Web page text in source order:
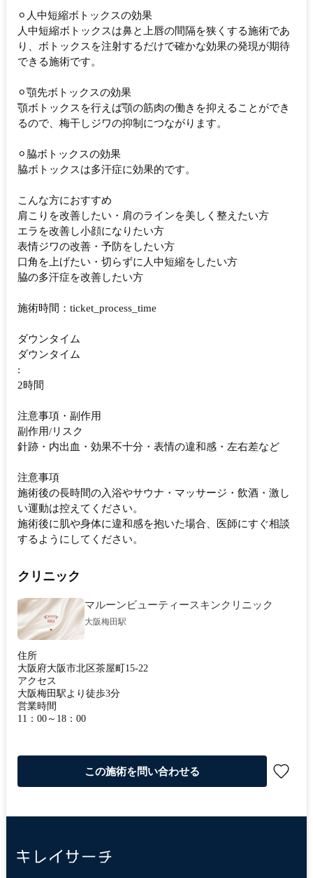
⚪︎人中短縮ボトックスの効果
人中短縮ボトックスは鼻と上唇の間隔を狭くする施術であ
り、ボトックスを注射するだけで確かな効果の発現が期待
できる施術です。
⚪︎顎先ボトックスの効果
顎ボトックスを行えば顎の筋肉の働きを抑えることができ
るので、梅干しジワの抑制につながります。
⚪︎脇ボトックスの効果
脇ボトックスは多汗症に効果的です。
こんな方におすすめ
肩こりを改善したい・肩のラインを美しく整えたい方
エラを改善し小顔になりたい方
表情ジワの改善・予防をしたい方
口角を上げたい・切らずに人中短縮をしたい方
脇の多汗症を改善したい方
施術時間：ticket_process_time
ダウンタイム
ダウンタイム
:
2時間
注意事項・副作用
副作用/リスク
針跡・内出血・効果不十分・表情の違和感・左右差など
注意事項
施術後の長時間の入浴やサウナ・マッサージ・飲酒・激し
い運動は控えてください。
施術後に肌や身体に違和感を抱いた場合、医師にすぐ相談
するようにしてください。
クリニック
マルーンビューティースキンクリニック
大阪梅田駅
住所
大阪府大阪市北区茶屋町15-22
アクセス
大阪梅田駅より徒歩3分
営業時間
11：00～18：00
この施術を問い合わせる